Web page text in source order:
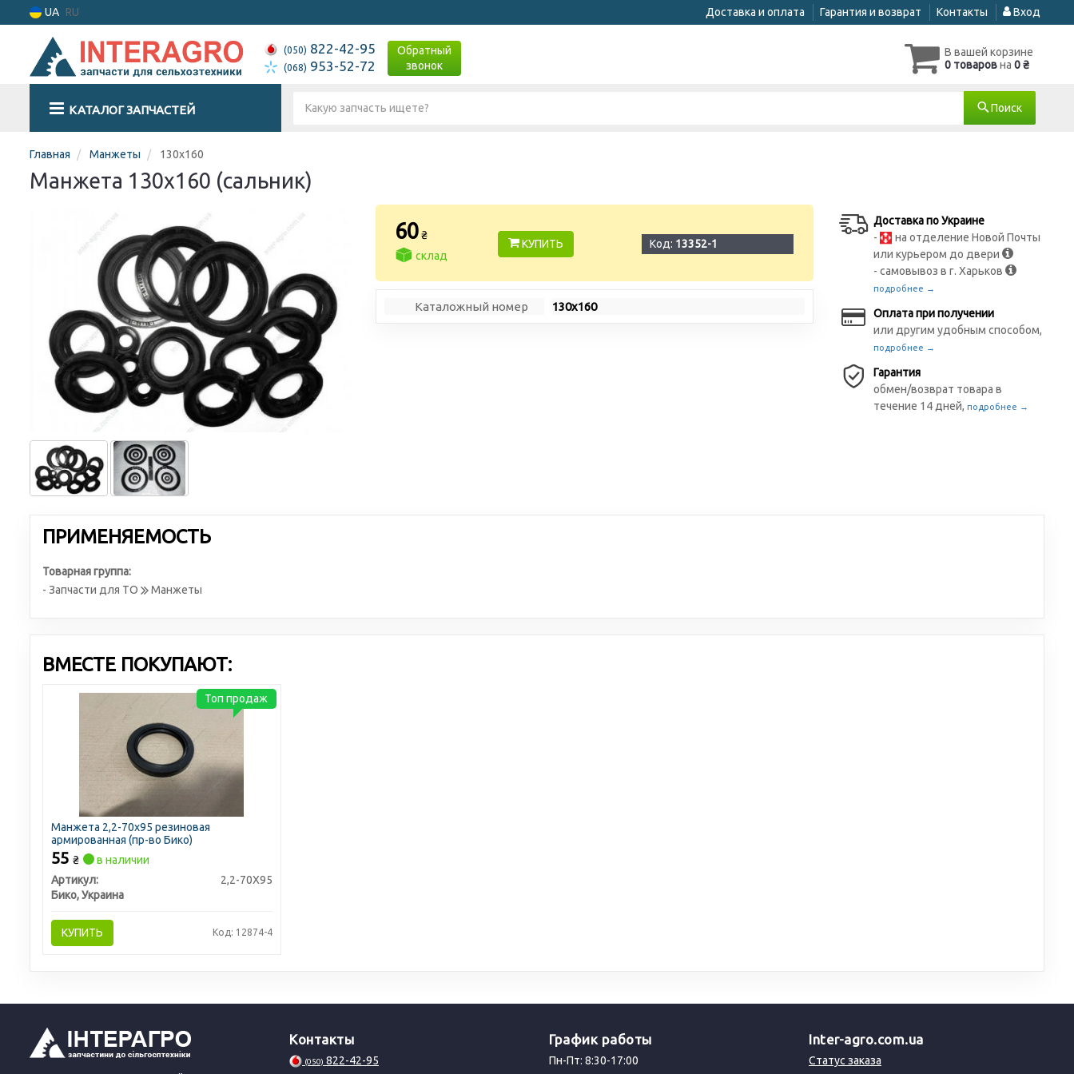
UA RU Доставка и оплата Гарантия и возврат Контакты Вход
(050) 822-42-95
(068) 953-52-72
Обратный
звонок
В вашей корзине
0 товаровна 0 ₴
КАТАЛОГ ЗАПЧАСТЕЙ Поиск
Главная Манжеты 130х160
Манжета 130х160 (сальник)
60 ₴
склад
КУПИТЬ Код: 13352-1
Каталожный номер 130х160
Доставка по Украине
-
на отделение Новой Почты
или курьером до двери
- самовывоз в г. Харьков
подробнее →
Оплата при получении
или другим удобным способом,
подробнее →
Гарантия
обмен/возврат товара в
течение 14 дней,подробнее →
ПРИМЕНЯЕМОСТЬ
Товарная группа:
- Запчасти для ТО
Манжеты
ВМЕСТЕ ПОКУПАЮТ:
Манжета 2,2-70х95 резиновая
армированная (пр-во Бико)
55 ₴
в наличии
Артикул:
2,2-70X95
Бико, Украина
КУПИТЬ Код: 12874-4
Топ продаж
Контакты
(050) 822-42-95
График работы
Пн-Пт: 8:30-17:00
Inter-agro.com.ua
Статус заказа